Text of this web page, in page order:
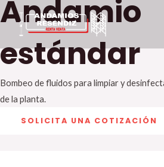
Ir
al
Andamio
estándar
Bombeo de fluidos para limpiar y
de la planta.
SOLICITA UNA COTIZACIÓN